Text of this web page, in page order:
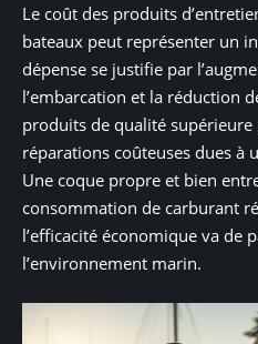
Le coût des produits
bateaux peut représenter un
dépense se justifie par
l’embarcation et la réduction
produits de qualité
réparations coûteuses dues à
Une coque propre et bien
consommation de carburant
l’efficacité économique va de
l’environnement marin.